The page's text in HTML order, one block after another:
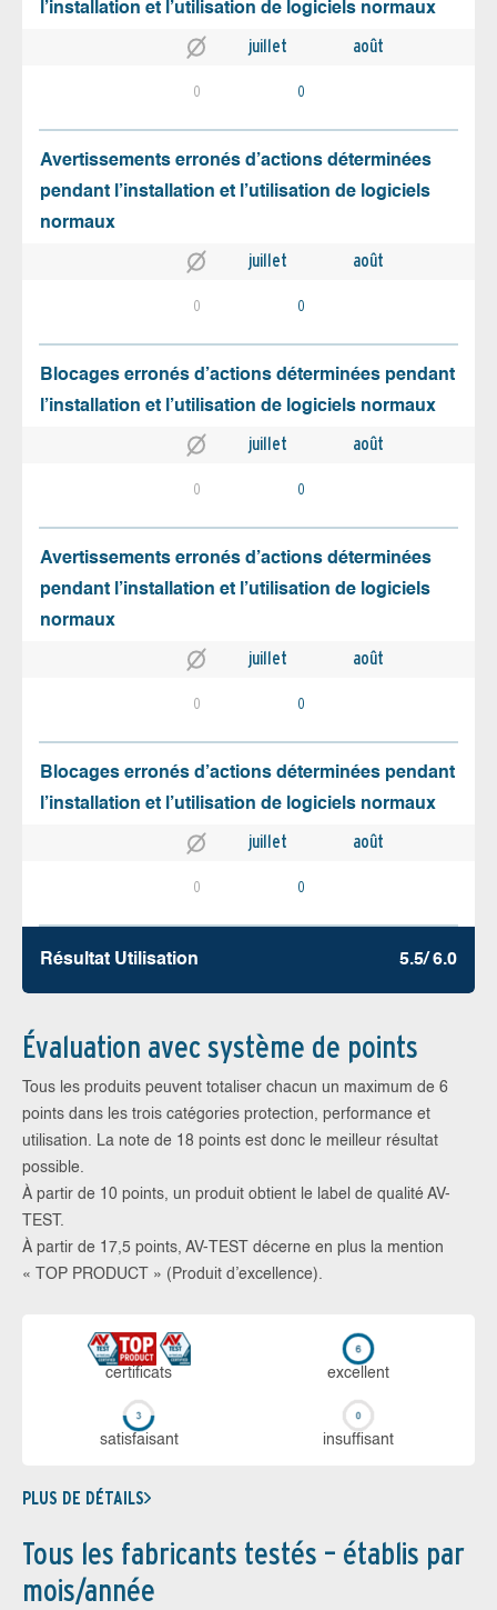
l’installation et l’utilisation de logiciels normaux
juillet août
0 0
Avertissements erronés d’actions déterminées
pendant l’installation et l’utilisation de logiciels
normaux
juillet août
0 0
Blocages erronés d’actions déterminées pendant
l’installation et l’utilisation de logiciels normaux
juillet août
0 0
Avertissements erronés d’actions déterminées
pendant l’installation et l’utilisation de logiciels
normaux
juillet août
0 0
Blocages erronés d’actions déterminées pendant
l’installation et l’utilisation de logiciels normaux
juillet août
0 0
Résultat Utilisation 5.5/ 6.0
Évaluation avec système de points
Tous les produits peuvent totaliser chacun un maximum de 6
points dans les trois catégories protection, performance et
utilisation. La note de 18 points est donc le meilleur résultat
possible.
À partir de 10 points, un produit obtient le label de qualité AV-
TEST.
À partir de 17,5 points, AV-TEST décerne en plus la mention
« TOP PRODUCT » (Produit d’excellence).
certi­ficats ex­cellent
sa­tis­fai­sant in­suf­fi­sant
PLUS DE DÉTAILS
Tous les fabricants testés – établis par
mois/année